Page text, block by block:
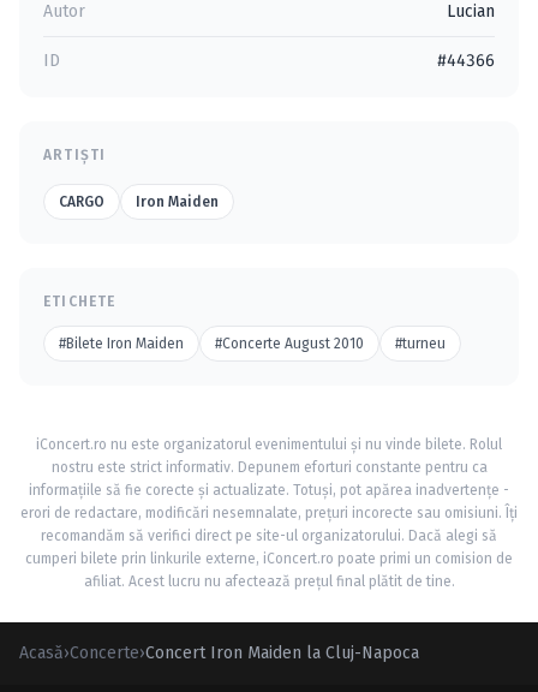
Autor Lucian
ID #44366
ARTIȘTI
CARGO Iron Maiden
ETICHETE
#Bilete Iron Maiden #Concerte August 2010 #turneu
iConcert.ro nu este organizatorul evenimentului și nu vinde bilete. Rolul
nostru este strict informativ. Depunem eforturi constante pentru ca
informațiile să fie corecte și actualizate. Totuși, pot apărea inadvertențe -
erori de redactare, modificări nesemnalate, prețuri incorecte sau omisiuni. Îți
recomandăm să verifici direct pe site-ul organizatorului. Dacă alegi să
cumperi bilete prin linkurile externe, iConcert.ro poate primi un comision de
afiliat. Acest lucru nu afectează prețul final plătit de tine.
Acasă›Concerte›Concert Iron Maiden la Cluj-Napoca